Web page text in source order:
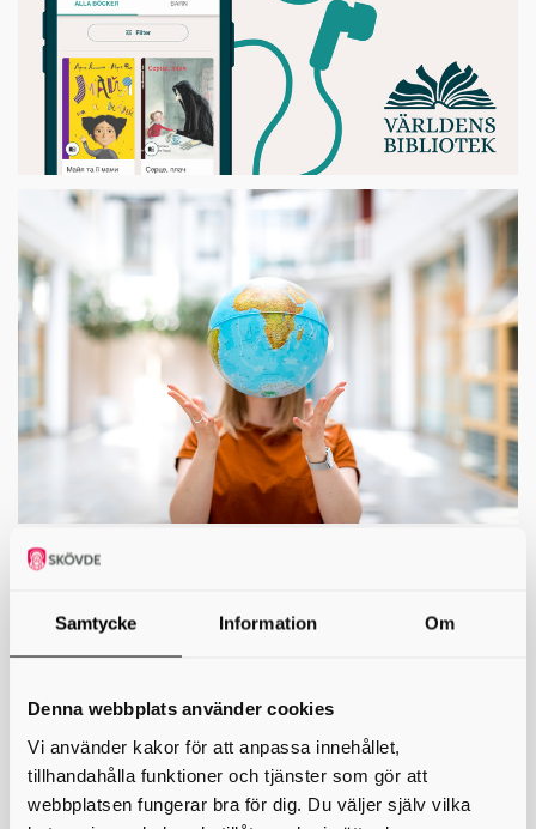
Samtycke Information Om
Denna webbplats använder cookies
Vi använder kakor för att anpassa innehållet,
tillhandahålla funktioner och tjänster som gör att
webbplatsen fungerar bra för dig. Du väljer själv vilka
Assyriska / Syrianska Thailändska
Bosniska/ Kroatiska/ Serbiska Tigrinska